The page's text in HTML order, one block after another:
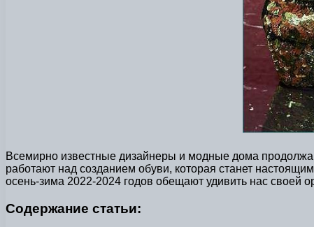
Всемирно известные дизайнеры и модные дома
работают над созданием обуви, которая станет
осень-зима 2022-2024 годов обещают удивить нас своей
Содержание статьи: